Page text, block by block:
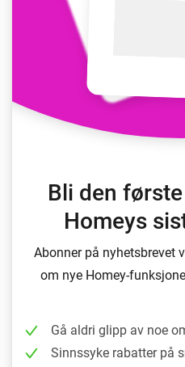
Bli den
Homeys
Abonner på nyhetsbrevet
om nye Homey-
Gå aldri glipp av noe
Sinnssyke rabatter på